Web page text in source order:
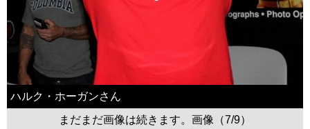
ハルク・ホーガンさん
まだまだ画像は続きます。画像（7/9）